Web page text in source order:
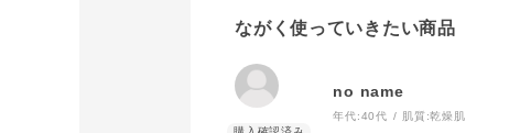
ながく使っていきたい商品
no name
年代:40代 肌質:乾燥肌